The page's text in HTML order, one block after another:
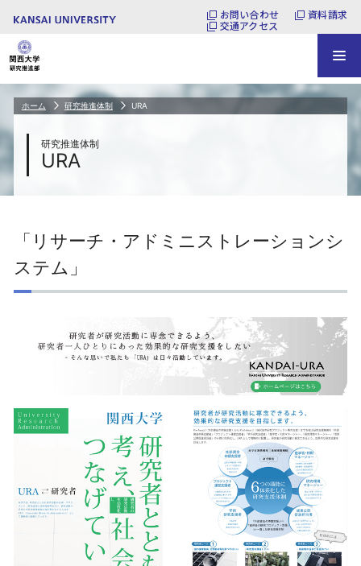
お問い合わせ
資料請求
交通アクセス
研究推進体制
URA
ホーム 研究推進体制 URA
「リサーチ・アドミニストレーションシ
ステム」